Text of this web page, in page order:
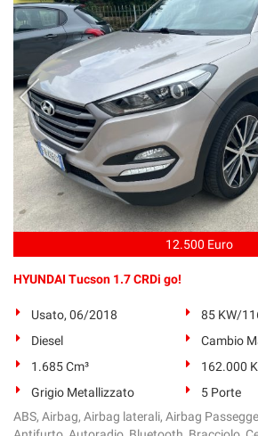
12.500 Euro
HYUNDAI Tucson 1.7 CRDi go!
Usato, 06/2018
85 KW/
Diesel
Cambio
1.685 Cm³
162.000
Grigio Metallizzato
5 Porte
ABS, Airbag, Airbag laterali, Airbag